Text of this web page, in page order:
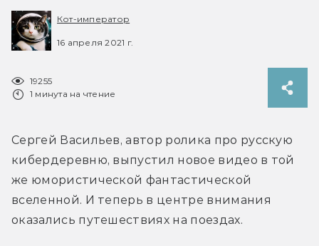
Кот-император
16 апреля 2021 г.
19255
1 минута на чтение
Сергей Васильев, автор ролика про русскую
кибердеревню, выпустил новое видео в той
же юмористической фантастической
вселенной. И теперь в центре внимания
оказались путешествиях на поездах.